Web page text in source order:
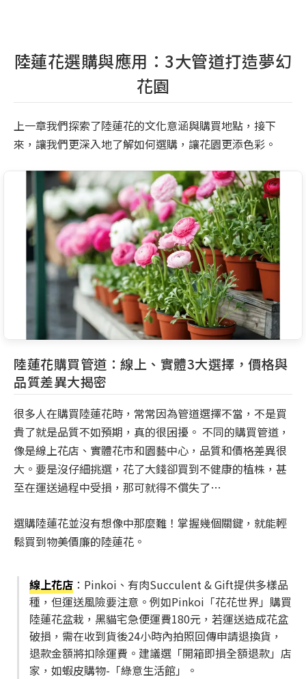
陸蓮花選購與應用：3大管道打造夢幻
花園
上一章我們探索了陸蓮花的文化意涵與購買地點，接下
來，讓我們更深入地了解如何選購，讓花園更添色彩。
陸蓮花購買管道：線上、實體3大選擇，價格與
品質差異大揭密
很多人在購買陸蓮花時，常常因為管道選擇不當，不是買
貴了就是品質不如預期，真的很困擾。 不同的購買管道，
像是線上花店、實體花市和園藝中心，品質和價格差異很
大。要是沒仔細挑選，花了大錢卻買到不健康的植株，甚
至在運送過程中受損，那可就得不償失了…
選購陸蓮花並沒有想像中那麼難！掌握幾個關鍵，就能輕
鬆買到物美價廉的陸蓮花。
線上花店 ：Pinkoi、有肉Succulent & Gift提供多樣品
種，但運送風險要注意。例如Pinkoi「花花世界」購買
陸蓮花盆栽，黑貓宅急便運費180元，若運送造成花盆
破損，需在收到貨後24小時內拍照回傳申請退換貨，
退款金額將扣除運費。建議選「開箱即損全額退款」店
家，如蝦皮購物-「綠意生活館」。